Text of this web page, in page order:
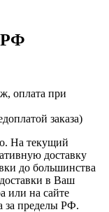
РФ
оплата при
заказа)
На текущий
доставку
до большинства
в Ваш
или на сайте
за пределы РФ.